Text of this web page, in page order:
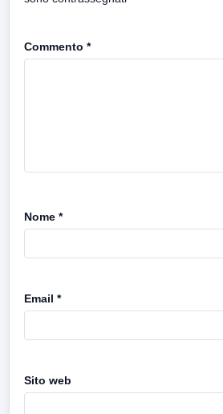
Commento *
Nome *
Email *
Sito web